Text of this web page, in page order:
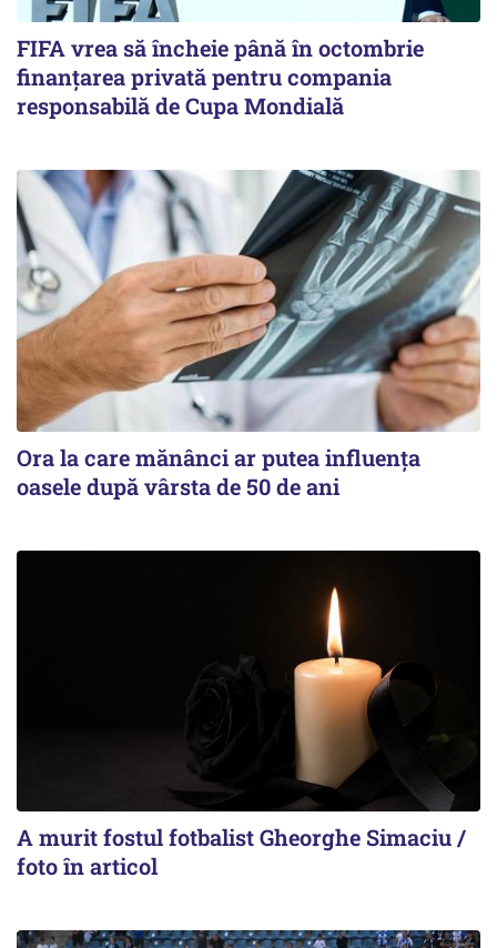
FIFA vrea să încheie până în octombrie
finanțarea privată pentru compania
responsabilă de Cupa Mondială
Ora la care mănânci ar putea influența
oasele după vârsta de 50 de ani
A murit fostul fotbalist Gheorghe Simaciu /
foto în articol